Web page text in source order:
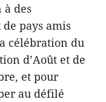
à des
pays amis
célébration du
d’Août et de
et pour
au défilé